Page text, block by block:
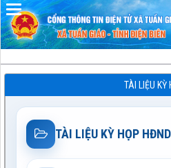
TÀI LIỆU KỲ
TÀI LIỆU KỲ HỌP
Đã kết nối EMC